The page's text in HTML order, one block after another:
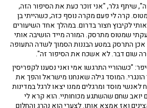
שיתף גלר, "אני זוכר כעת את הסיפור הזה,
קרה לי פעם מקרה נוסף כזה, כשהייתי בן
לקיבוץ חצור בדרום. במהלך אחד השיעורים
שמטוס מתרסק. המורה מייד הושיבה אותי
אכן התרסק במטע הבננות הסמוך לשדה התעופה
שום דבר. לא אשכח את הסיפור זה".
"כשהוריי התרגשו אמי ואני נסענו לקפריסין
המוסד גילה שאנחנו מישראל והפך את
לאנשי מוסד ומרגלים ממנו יצאו לרגל במדינות
שחם שהשתגע מכוחותיי. הוא קרא לי
ואז אמצא אותו. לצערי הוא נהרג והחלום